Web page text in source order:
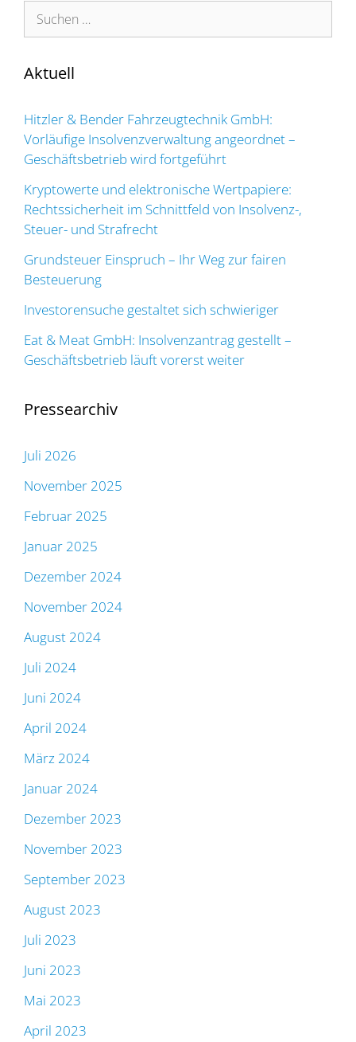
Suchen
nach:
Aktuell
Hitzler & Bender Fahrzeugtechnik GmbH:
Vorläufige Insolvenzverwaltung angeordnet –
Geschäftsbetrieb wird fortgeführt
Kryptowerte und elektronische Wertpapiere:
Rechtssicherheit im Schnittfeld von Insolvenz-,
Steuer- und Strafrecht
Grundsteuer Einspruch – Ihr Weg zur fairen
Besteuerung
Investorensuche gestaltet sich schwieriger
Eat & Meat GmbH: Insolvenzantrag gestellt –
Geschäftsbetrieb läuft vorerst weiter
Pressearchiv
Juli 2026
November 2025
Februar 2025
Januar 2025
Dezember 2024
November 2024
August 2024
Juli 2024
Juni 2024
April 2024
März 2024
Januar 2024
Dezember 2023
November 2023
September 2023
August 2023
Juli 2023
Juni 2023
Mai 2023
April 2023